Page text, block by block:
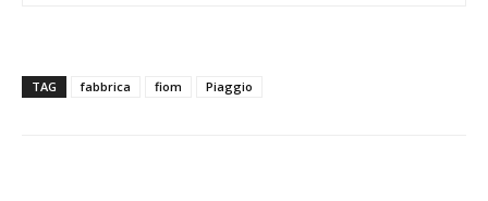
TAG fabbrica fiom Piaggio